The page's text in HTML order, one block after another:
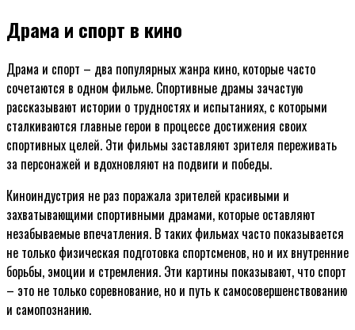
Драма и спорт в кино
Драма и спорт – два популярных жанра кино, которые часто
сочетаются в одном фильме. Спортивные драмы зачастую
рассказывают истории о трудностях и испытаниях, с которыми
сталкиваются главные герои в процессе достижения своих
спортивных целей. Эти фильмы заставляют зрителя переживать
за персонажей и вдохновляют на подвиги и победы.
Киноиндустрия не раз поражала зрителей красивыми и
захватывающими спортивными драмами, которые оставляют
незабываемые впечатления. В таких фильмах часто показывается
не только физическая подготовка спортсменов, но и их внутренние
борьбы, эмоции и стремления. Эти картины показывают, что спорт
– это не только соревнование, но и путь к самосовершенствованию
и самопознанию.